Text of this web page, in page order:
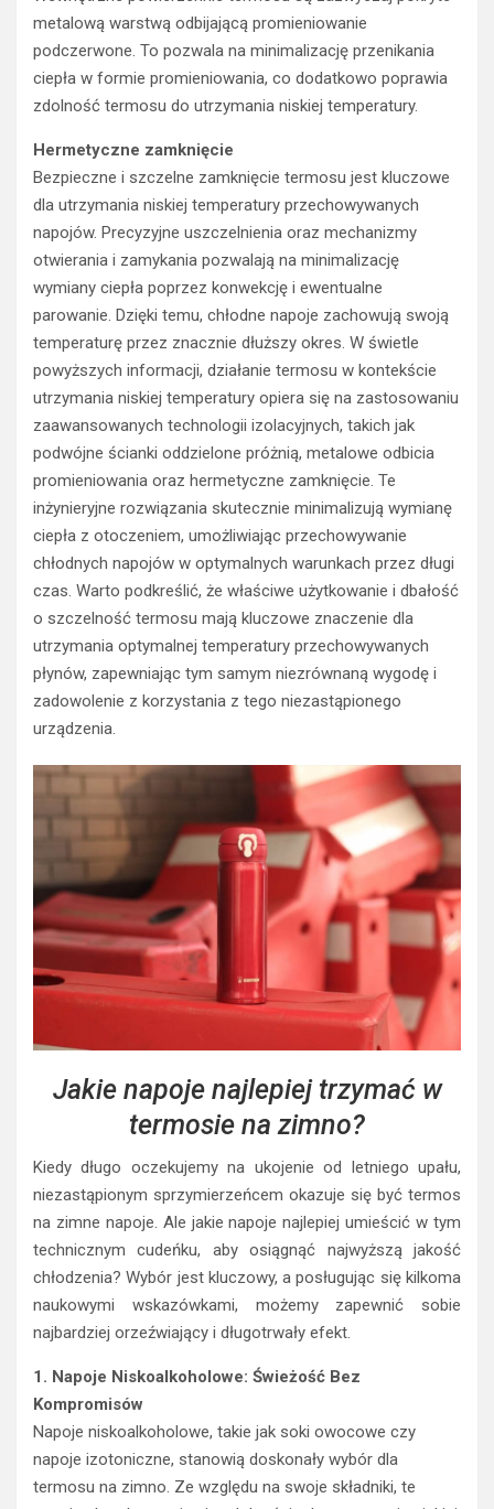
metalową warstwą odbijającą promieniowanie
podczerwone. To pozwala na minimalizację przenikania
ciepła w formie promieniowania, co dodatkowo poprawia
zdolność termosu do utrzymania niskiej temperatury.
Hermetyczne zamknięcie
Bezpieczne i szczelne zamknięcie termosu jest kluczowe
dla utrzymania niskiej temperatury przechowywanych
napojów. Precyzyjne uszczelnienia oraz mechanizmy
otwierania i zamykania pozwalają na minimalizację
wymiany ciepła poprzez konwekcję i ewentualne
parowanie. Dzięki temu, chłodne napoje zachowują swoją
temperaturę przez znacznie dłuższy okres. W świetle
powyższych informacji, działanie termosu w kontekście
utrzymania niskiej temperatury opiera się na zastosowaniu
zaawansowanych technologii izolacyjnych, takich jak
podwójne ścianki oddzielone próżnią, metalowe odbicia
promieniowania oraz hermetyczne zamknięcie. Te
inżynieryjne rozwiązania skutecznie minimalizują wymianę
ciepła z otoczeniem, umożliwiając przechowywanie
chłodnych napojów w optymalnych warunkach przez długi
czas. Warto podkreślić, że właściwe użytkowanie i dbałość
o szczelność termosu mają kluczowe znaczenie dla
utrzymania optymalnej temperatury przechowywanych
płynów, zapewniając tym samym niezrównaną wygodę i
zadowolenie z korzystania z tego niezastąpionego
urządzenia.
Jakie napoje najlepiej trzymać w
termosie na zimno?
Kiedy długo oczekujemy na ukojenie od letniego upału,
niezastąpionym sprzymierzeńcem okazuje się być termos
na zimne napoje. Ale jakie napoje najlepiej umieścić w tym
technicznym cudeńku, aby osiągnąć najwyższą jakość
chłodzenia? Wybór jest kluczowy, a posługując się kilkoma
naukowymi wskazówkami, możemy zapewnić sobie
najbardziej orzeźwiający i długotrwały efekt.
1. Napoje Niskoalkoholowe: Świeżość Bez
Kompromisów
Napoje niskoalkoholowe, takie jak soki owocowe czy
napoje izotoniczne, stanowią doskonały wybór dla
termosu na zimno. Ze względu na swoje składniki, te